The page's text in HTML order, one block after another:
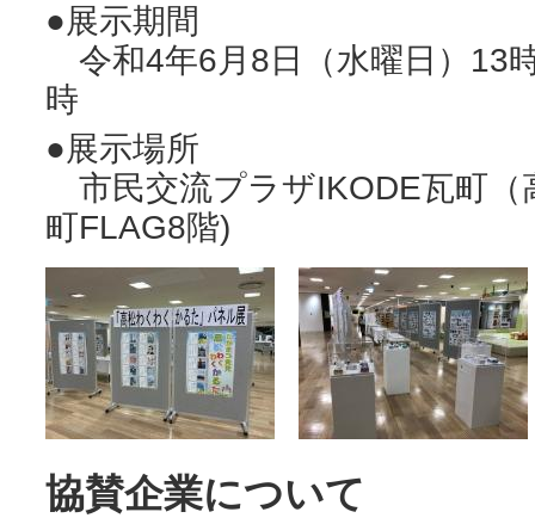
●展示期間
令和4年6月8日（水曜日）13
時
●展示場所
市民交流プラザIKODE瓦町
町FLAG8階)
協賛企業について